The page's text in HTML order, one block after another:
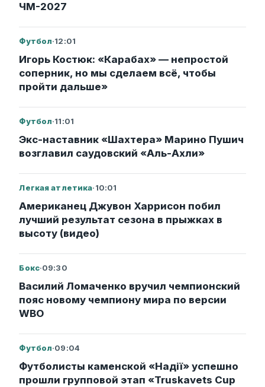
ЧМ-2027
Футбол·12:01
Игорь Костюк: «Карабах» — непростой
соперник, но мы сделаем всё, чтобы
пройти дальше»
Футбол·11:01
Экс-наставник «Шахтера» Марино Пушич
возглавил саудовский «Аль-Ахли»
Легкая атлетика·10:01
Американец Джувон Харрисон побил
лучший результат сезона в прыжках в
высоту (видео)
Бокс·09:30
Василий Ломаченко вручил чемпионский
пояс новому чемпиону мира по версии
WBO
Футбол·09:04
Футболисты каменской «Надії» успешно
прошли групповой этап «Truskavets Cup